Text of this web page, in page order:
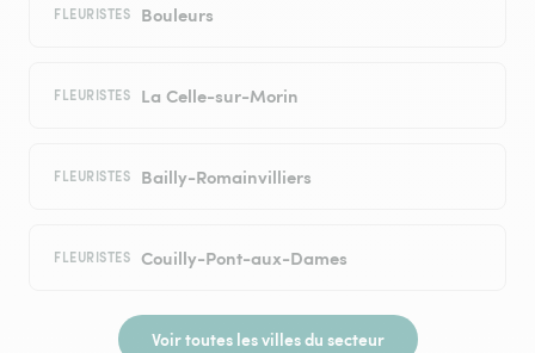
FLEURISTES Bouleurs
FLEURISTES La Celle-sur-Morin
FLEURISTES Bailly-Romainvilliers
FLEURISTES Couilly-Pont-aux-Dames
Voir toutes les villes du secteur